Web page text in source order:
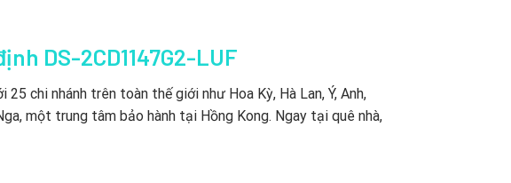
DS-2CD1147G2-LUF
chi nhánh trên toàn thế giới như Hoa Kỳ, Hà Lan, Ý, Anh,
một trung tâm bảo hành tại Hồng Kong. Ngay tại quê nhà,